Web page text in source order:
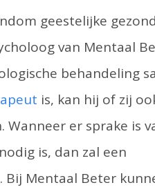
geestelijke
van Mentaal
behandeling
is, kan hij of zij
er sprake is
is, dan zal een
Mentaal Beter